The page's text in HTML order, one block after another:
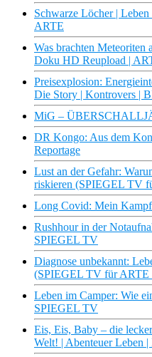
Schwarze Löcher |
ARTE
Was brachten Meteoriten
Doku HD Reupload |
Preisexplosion:
Die Story | Kontrovers |
MiG –
DR Kongo: Aus dem
Reportage
Lust an der Gefahr:
riskieren (SPIEGEL TV
Long Covid: Mein
Rushhour in der
SPIEGEL TV
Diagnose unbekannt:
(SPIEGEL TV für ARTE
Leben im Camper: Wie
SPIEGEL TV
Eis, Eis, Baby – die
Welt! | Abenteuer Leben